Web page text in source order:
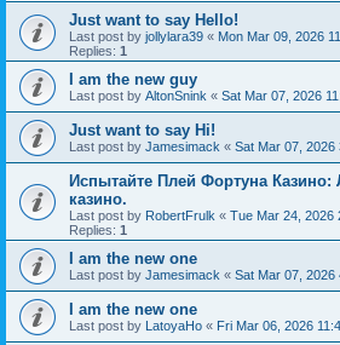
Just want to say Hello!
Last post by jollylara39 « Mon Mar 09, 2026
Replies: 1
I am the new guy
Last post by AltonSnink « Sat Mar 07, 2026
Just want to say Hi!
Last post by Jamesimack « Sat Mar 07, 2026
Испытайте Плей Фортуна
казино.
Last post by RobertFrulk « Tue Mar 24, 2026
Replies: 1
I am the new one
Last post by Jamesimack « Sat Mar 07, 2026
I am the new one
Last post by LatoyaHo « Fri Mar 06, 2026